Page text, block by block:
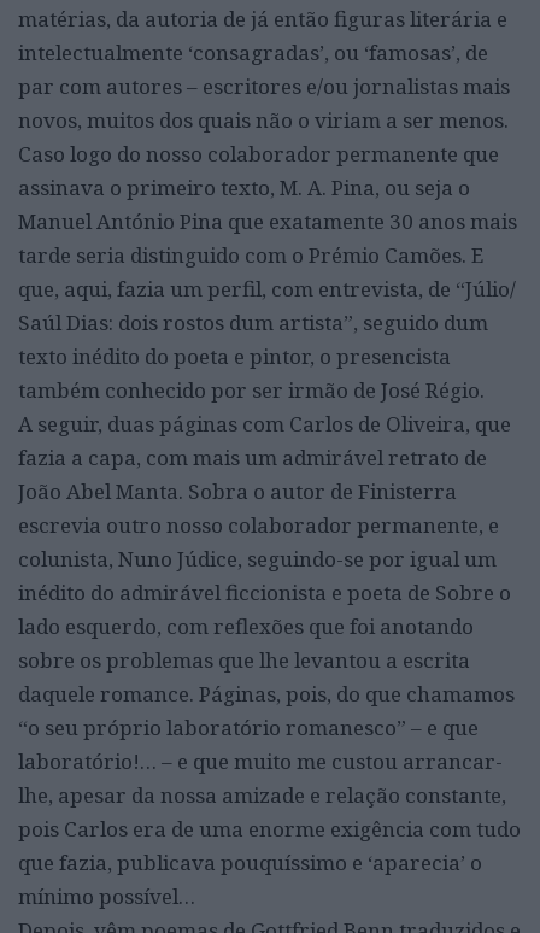
matérias, da autoria de já então figuras literária e
intelectualmente ‘consagradas’, ou ‘famosas’, de
par com autores – escritores e/ou jornalistas mais
novos, muitos dos quais não o viriam a ser menos.
Caso logo do nosso colaborador permanente que
assinava o primeiro texto, M. A. Pina, ou seja o
Manuel António Pina que exatamente 30 anos mais
tarde seria distinguido com o Prémio Camões. E
que, aqui, fazia um perfil, com entrevista, de “Júlio/
Saúl Dias: dois rostos dum artista”, seguido dum
texto inédito do poeta e pintor, o presencista
também conhecido por ser irmão de José Régio.
A seguir, duas páginas com Carlos de Oliveira, que
fazia a capa, com mais um admirável retrato de
João Abel Manta. Sobra o autor de Finisterra
escrevia outro nosso colaborador permanente, e
colunista, Nuno Júdice, seguindo-se por igual um
inédito do admirável ficcionista e poeta de Sobre o
lado esquerdo, com reflexões que foi anotando
sobre os problemas que lhe levantou a escrita
daquele romance. Páginas, pois, do que chamamos
“o seu próprio laboratório romanesco” – e que
laboratório!… – e que muito me custou arrancar-
lhe, apesar da nossa amizade e relação constante,
pois Carlos era de uma enorme exigência com tudo
que fazia, publicava pouquíssimo e ‘aparecia’ o
mínimo possível…